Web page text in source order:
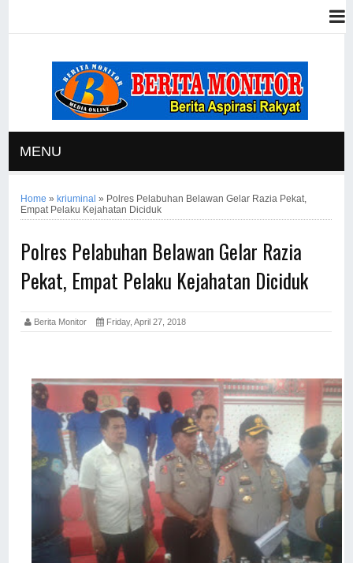
MENU
Home » kriuminal » Polres Pelabuhan Belawan Gelar Razia Pekat,
Empat Pelaku Kejahatan Diciduk
Polres Pelabuhan Belawan Gelar Razia
Pekat, Empat Pelaku Kejahatan Diciduk
Berita Monitor Friday, April 27, 2018